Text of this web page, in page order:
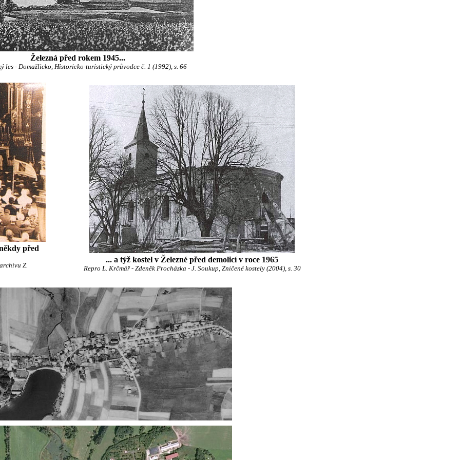
Železná před rokem 1945...
les - Domažlicko, Historicko-turistický průvodce č. 1 (1992), s. 66
před
Z.
... a týž kostel v Železné před demolicí v roce 1965
Repro L. Krčmář - Zdeněk Procházka - J. Soukup, Zničené kostely (2004), s. 30